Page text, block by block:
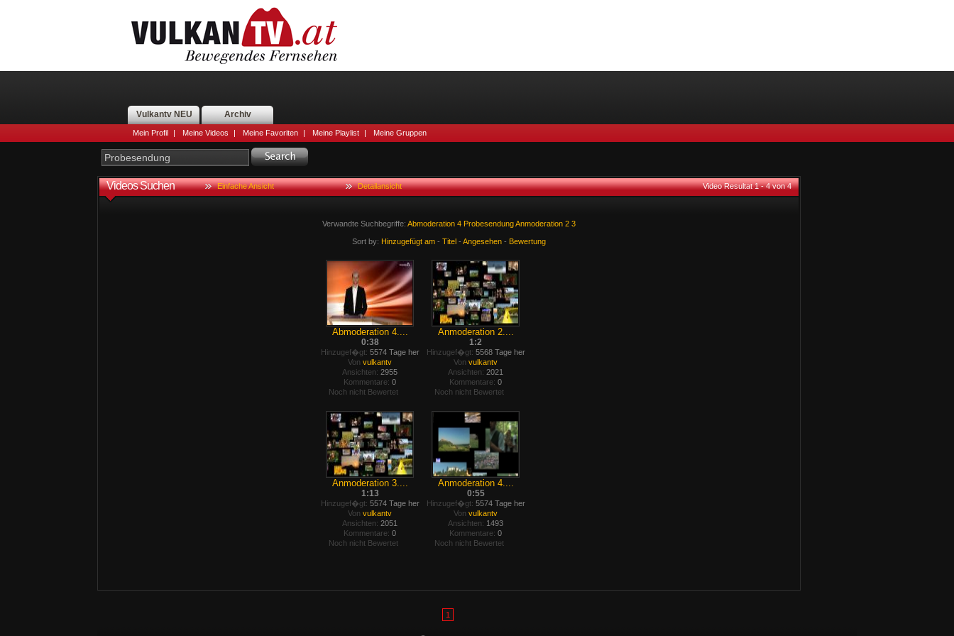
Vulkantv NEU Archiv
Mein Profil | Meine Videos | Meine Favoriten | Meine Playlist | Meine Gruppen
Videos Suchen Einfache Ansicht Detailansicht Video Resultat 1 - 4 von 4
Verwandte Suchbegriffe: Abmoderation 4 ProbesendungAnmoderation 2 3
Sort by: Hinzugefügt am - Titel - Angesehen - Bewertung
Abmoderation 4....
0:38
Hinzugef�gt: 5574 Tage her
Von vulkantv
Ansichten: 2955
Kommentare: 0
Noch nicht Bewertet
Anmoderation 2....
1:2
Hinzugef�gt: 5568 Tage her
Von vulkantv
Ansichten: 2021
Kommentare: 0
Noch nicht Bewertet
Anmoderation 3....
1:13
Hinzugef�gt: 5574 Tage her
Von vulkantv
Ansichten: 2051
Kommentare: 0
Noch nicht Bewertet
Anmoderation 4....
0:55
Hinzugef�gt: 5574 Tage her
Von vulkantv
Ansichten: 1493
Kommentare: 0
Noch nicht Bewertet
1